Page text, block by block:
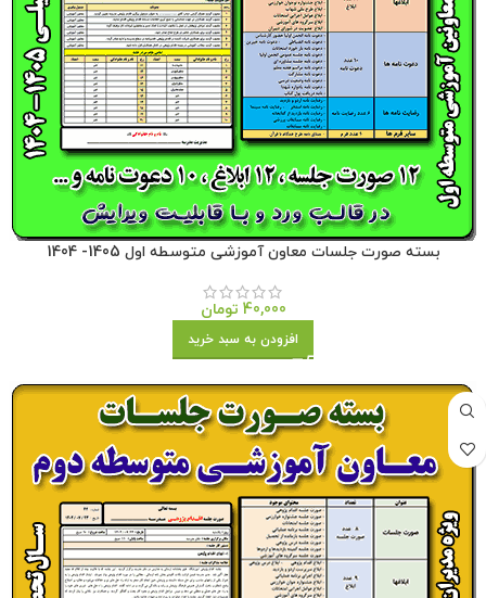
بسته صورت جلسات معاون آموزشی متوسطه اول 1405- 1404
40,000 تومان
افزودن به سبد خرید